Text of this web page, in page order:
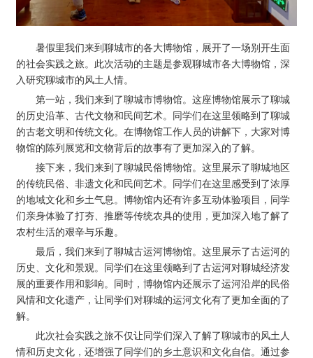
暑假里我们来到聊城市的各大博物馆，展开了一场别开生面
的社会实践之旅。此次活动的主题是参观聊城市各大博物馆，深
入研究聊城市的风土人情。
第一站，我们来到了聊城市博物馆。这座博物馆展示了聊城
的历史沿革、古代文物和民间艺术。同学们在这里领略到了聊城
的古老文明和传统文化。在博物馆工作人员的讲解下，大家对博
物馆的陈列展览和文物背后的故事有了更加深入的了解。
接下来，我们来到了聊城民俗博物馆。这里展示了聊城地区
的传统民俗、非遗文化和民间艺术。同学们在这里感受到了浓厚
的地域文化和乡土气息。博物馆内还有许多互动体验项目，同学
们亲身体验了打夯、推磨等传统农具的使用，更加深入地了解了
农村生活的艰辛与乐趣。
最后，我们来到了聊城古运河博物馆。这里展示了古运河的
历史、文化和景观。同学们在这里领略到了古运河对聊城经济发
展的重要作用和影响。同时，博物馆内还展示了运河沿岸的民俗
风情和文化遗产，让同学们对聊城的运河文化有了更加全面的了
解。
此次社会实践之旅不仅让同学们深入了解了聊城市的风土人
情和历史文化，还增强了同学们的乡土意识和文化自信。通过参